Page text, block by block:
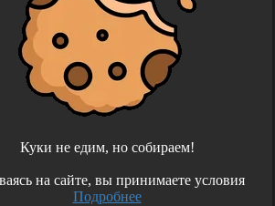
Куки не едим, но собираем!
на сайте, вы принимаете условия
Подробнее